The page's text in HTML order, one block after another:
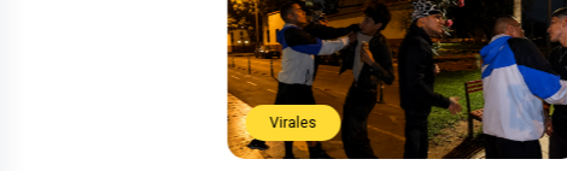
Virales